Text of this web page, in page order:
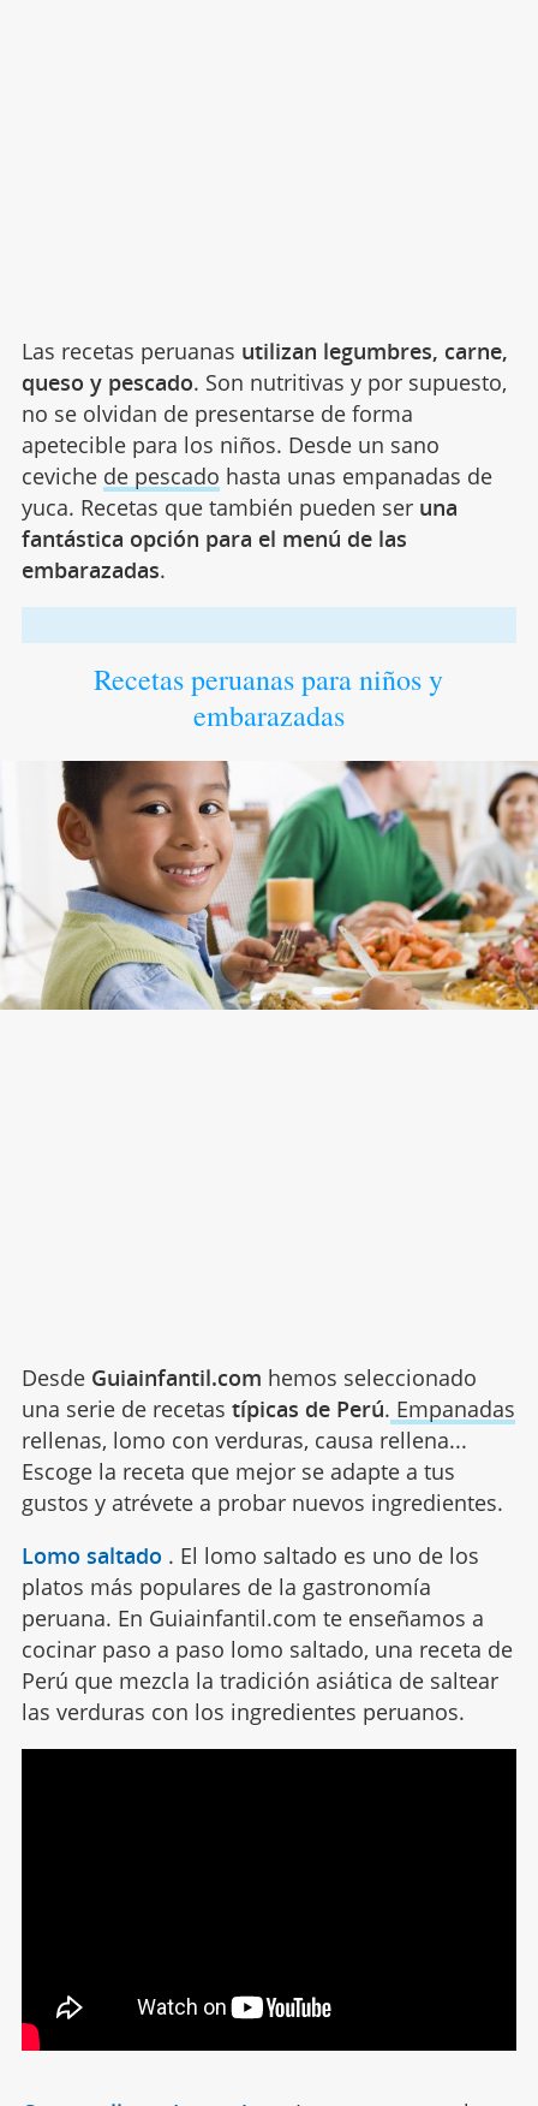
Las recetas peruanas utilizan legumbres, carne,
queso y pescado. Son nutritivas y por supuesto,
no se olvidan de presentarse de forma
apetecible para los niños. Desde un sano
ceviche de pescado hasta unas empanadas de
yuca. Recetas que también pueden ser una
fantástica opción para el menú de las
embarazadas.
Recetas peruanas para niños y
embarazadas
Desde Guiainfantil.com hemos seleccionado
una serie de recetas típicas de Perú. Empanadas
rellenas, lomo con verduras, causa rellena...
Escoge la receta que mejor se adapte a tus
gustos y atrévete a probar nuevos ingredientes.
Lomo saltado . El lomo saltado es uno de los
platos más populares de la gastronomía
peruana. En Guiainfantil.com te enseñamos a
cocinar paso a paso lomo saltado, una receta de
Perú que mezcla la tradición asiática de saltear
las verduras con los ingredientes peruanos.